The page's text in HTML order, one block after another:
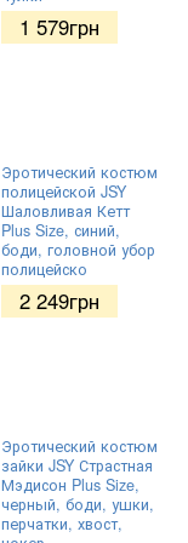
1 579грн
Эротический костюм
полицейской JSY
Шаловливая Кетт
Plus Size, синий,
боди, головной убор
полицейско
2 249грн
Эротический костюм
зайки JSY Страстная
Мэдисон Plus Size,
черный, боди, ушки,
перчатки, хвост,